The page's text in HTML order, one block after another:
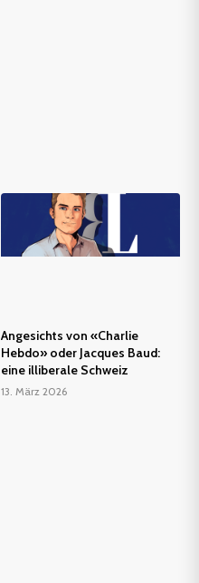
Angesichts von «Charlie
Hebdo» oder Jacques Baud:
eine illiberale Schweiz
13. März 2026